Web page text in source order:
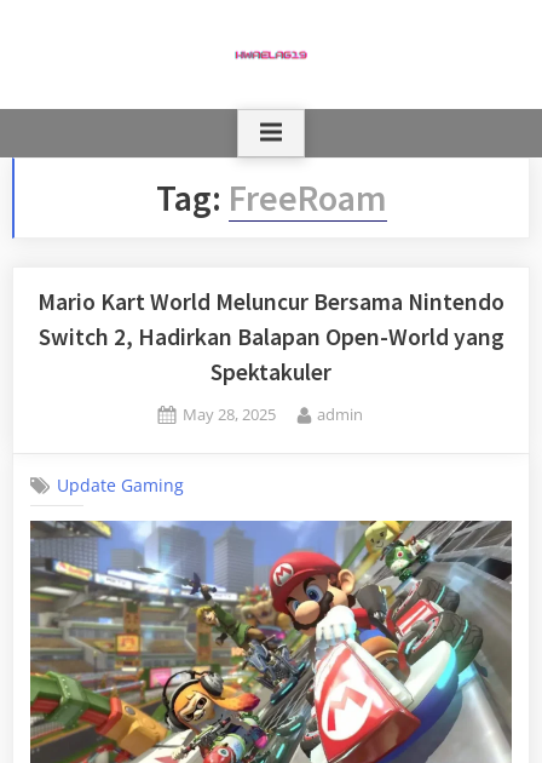
Tag: FreeRoam
Mario Kart World Meluncur Bersama Nintendo
Switch 2, Hadirkan Balapan Open-World yang
Spektakuler
Posted
May 28, 2025 By
admin
Update Gaming